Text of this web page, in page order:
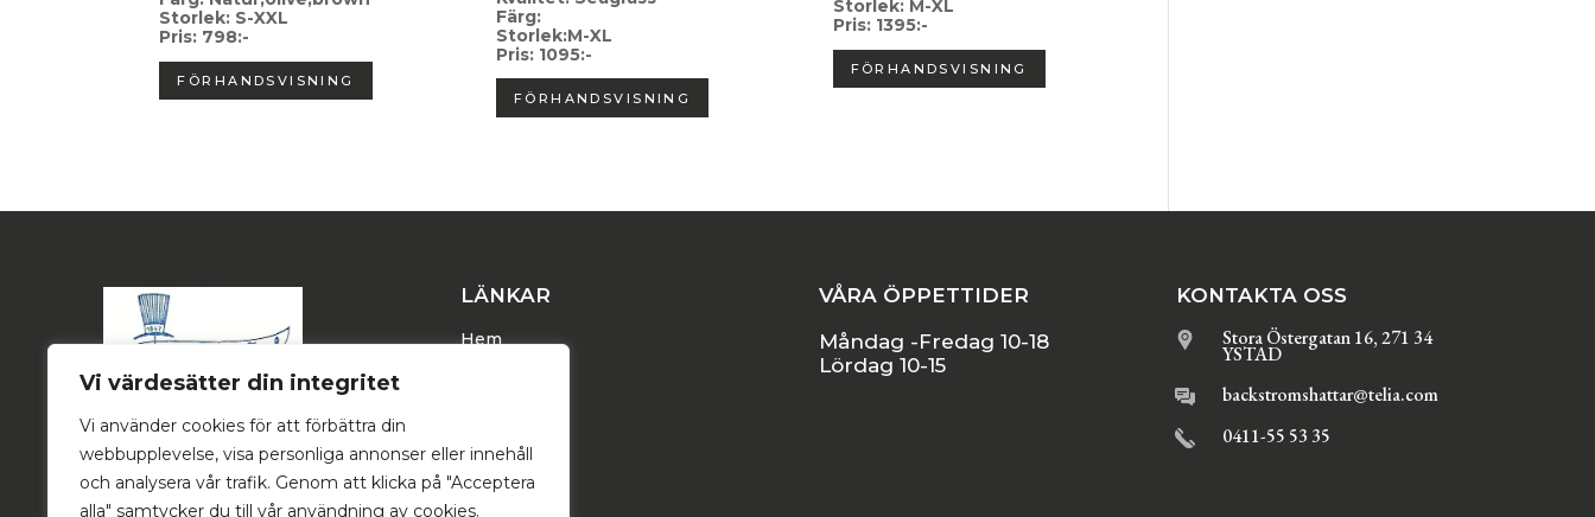
Vi värdesätter din integritet
Vi använder cookies för att förbättra din
webbupplevelse, visa personliga annonser eller innehåll
och analysera vår trafik. Genom att klicka på "Acceptera
alla" samtycker du till vår användning av cookies.
Storlek: S-XXL
Pris: 798:-
FÖRHANDSVISNING
Färg:
Storlek:M-XL
Pris: 1095:-
FÖRHANDSVISNING
Storlek: M-XL
Pris: 1395:-
FÖRHANDSVISNING
LÄNKAR
Hem
Trucker
Stetson
VÅRA ÖPPETTIDER
Måndag -Fredag 10-18
Lördag 10-15
KONTAKTA OSS
Stora Östergatan 16, 271 34
YSTAD
backstromshattar@telia.com
0411-55 53 35